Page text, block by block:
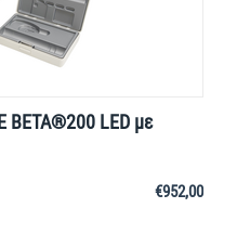
BETA®200 LED με
€952,00